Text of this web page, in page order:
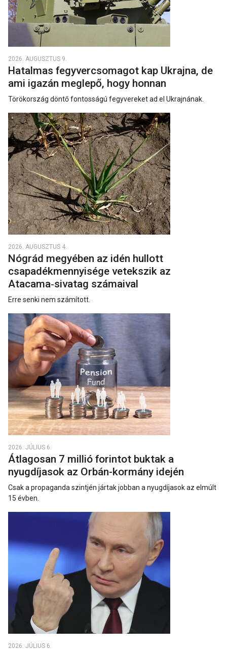
2026. AUGUSZTUS 9.
Hatalmas fegyvercsomagot kap Ukrajna, de
ami igazán meglepő, hogy honnan
Törökország döntő fontosságú fegyvereket ad el Ukrajnának.
2026. AUGUSZTUS 4.
Nógrád megyében az idén hullott
csapadékmennyisége vetekszik az
Atacama‑sivatag számaival
Erre senki nem számított.
2026. JÚLIUS 6.
Átlagosan 7 millió forintot buktak a
nyugdíjasok az Orbán-kormány idején
Csak a propaganda szintjén jártak jobban a nyugdíjasok az elmúlt
15 évben.
2026. JÚLIUS 6.